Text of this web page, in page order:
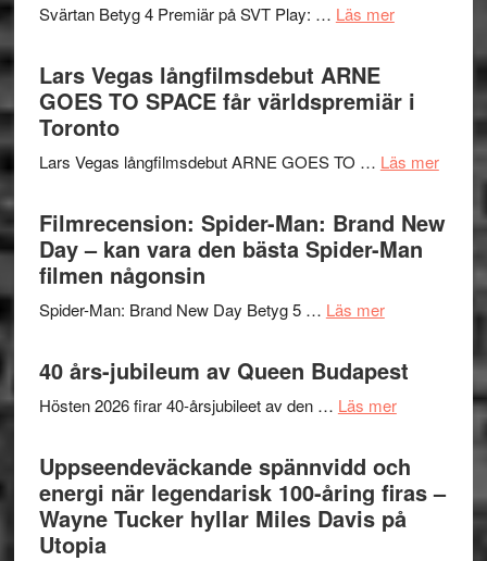
en
i
kan
Svärtan Betyg 4 Premiär på SVT Play: … Läs merom
tv-
serie:
–
om
människans
Lars Vegas långfilmsdebut ARNE
GOES TO SPACE får världspremiär i
Toronto
Lars Vegas långfilmsdebut ARNE GOES TO … Läs merom
ARNE
GOES
Filmrecension: Spider-Man: Brand New
Day – kan vara den bästa Spider-Man
filmen någonsin
Spider-Man: Brand New Day Betyg 5 … Läs merom
Spider-
Man:
Brand
Day
–
kan
40 års-jubileum av Queen Budapest
Hösten 2026 firar 40-årsjubileet av den … Läs merom
års-
jubileum
av
Queen
Uppseendeväckande spännvidd och
energi när legendarisk 100-åring firas –
Wayne Tucker hyllar Miles Davis på
Utopia